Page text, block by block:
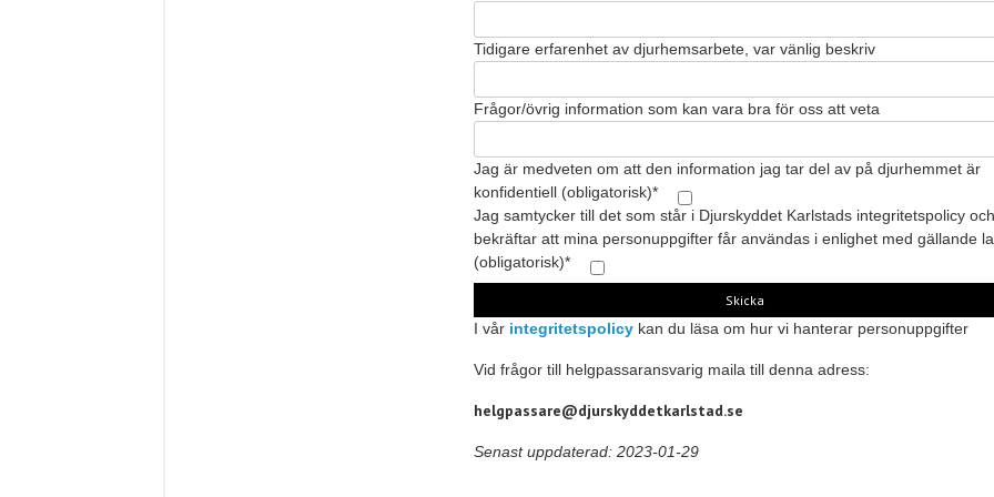
Tidigare erfarenhet av djurhemsarbete, var vänlig beskriv
Frågor/övrig information som kan vara bra för oss att veta
Jag är medveten om att den information jag tar del av på djurhemmet är
konfidentiell (obligatorisk)*
Jag samtycker till det som står i Djurskyddet Karlstads integritetspolicy och
bekräftar att mina personuppgifter får användas i enlighet med gällande
(obligatorisk)*
I vår integritetspolicykan du läsa om hur vi hanterar personuppgifter
Vid frågor till helgpassaransvarig maila till denna adress:
helgpassare@djurskyddetkarlstad.se
Senast uppdaterad: 2023-01-29